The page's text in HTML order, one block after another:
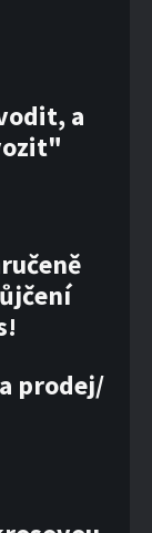
a
prodej/